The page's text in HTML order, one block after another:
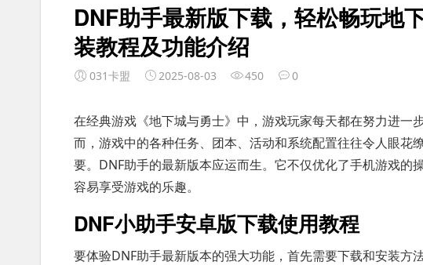
DNF助手最新版下载，轻松畅玩地
装教程及功能介绍
031卡盟 2025-08-03 450 0
在经典游戏《地下城与勇士》中，游戏玩家每天都在努力进一
而，游戏中的各种任务、团本、活动和系统配置往往令人眼花
要。DNF助手的最新版本应运而生。它不仅优化了手机游戏的
容易享受游戏的乐趣。
DNF小助手安卓版下载使用教程
要体验DNF助手最新版本的强大功能，首先需要下载和安装方